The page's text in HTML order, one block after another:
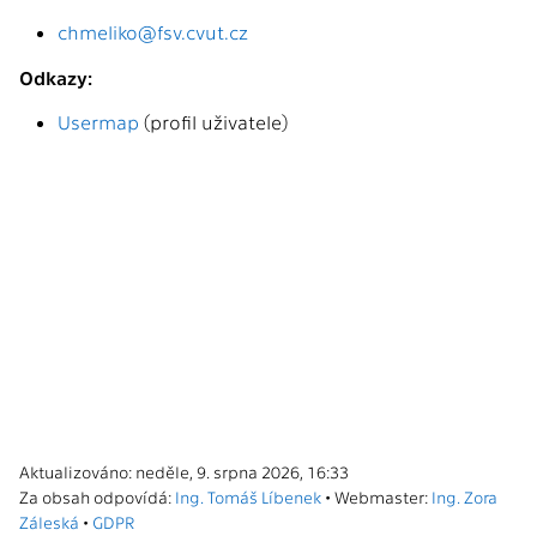
chmeliko@fsv.cvut.cz
Odkazy:
Usermap (profil uživatele)
Aktualizováno: neděle, 9. srpna 2026, 16:33
Za obsah odpovídá: Ing. Tomáš Líbenek • Webmaster: Ing. Zora
Záleská • GDPR